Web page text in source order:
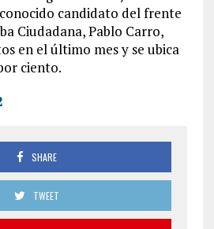
candidato del frente
Ciudadana, Pablo Carro,
en el último mes y se ubica
ciento.
SHARE
TWEET